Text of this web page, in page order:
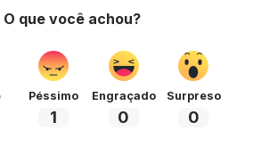
O que você achou?
Péssimo
1
Engraçado
0
Surpreso
0